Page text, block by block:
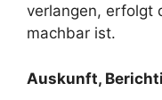
verlangen, erfolgt
machbar ist.
Auskunft,